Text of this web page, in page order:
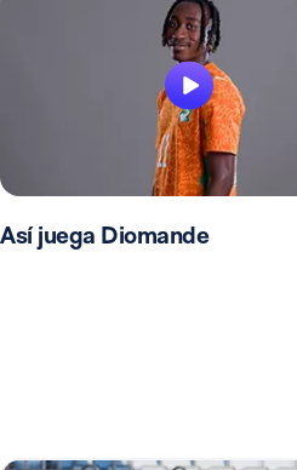
Así juega Diomande